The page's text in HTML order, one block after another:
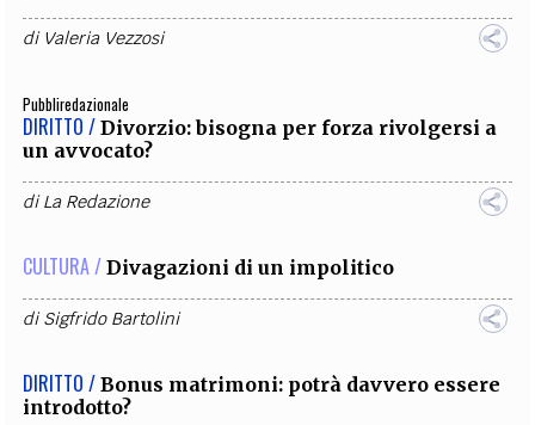
di Valeria Vezzosi
Pubbliredazionale
DIRITTO / Divorzio: bisogna per forza rivolgersi a
un avvocato?
diLa Redazione
CULTURA / Divagazioni di un impolitico
diSigfrido Bartolini
DIRITTO / Bonus matrimoni: potrà davvero essere
introdotto?